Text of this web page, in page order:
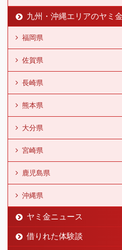
九州・沖縄エリアのヤミ金
福岡県
佐賀県
長崎県
熊本県
大分県
宮崎県
鹿児島県
沖縄県
ヤミ金ニュース
借りれた体験談